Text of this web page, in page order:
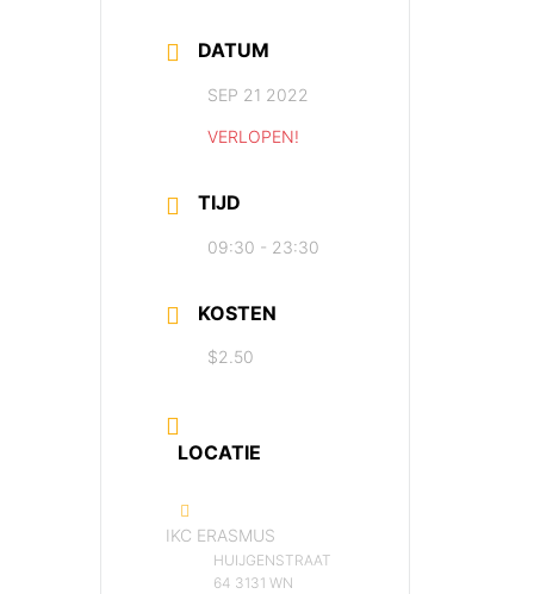
DATUM
SEP 21 2022
VERLOPEN!
TIJD
09:30 - 23:30
KOSTEN
$2.50
LOCATIE
IKC ERASMUS
HUIJGENSTRAAT
64 3131 WN